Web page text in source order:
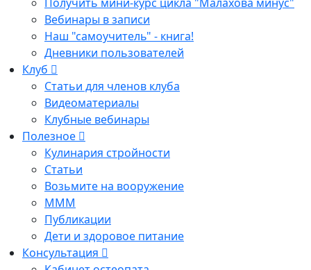
Вебинары в записи
Наш "самоучитель" - книга!
Дневники пользователей
Клуб
Статьи для членов клуба
Видеоматериалы
Клубные вебинары
Полезное
Кулинария стройности
Статьи
Возьмите на вооружение
МММ
Публикации
Дети и здоровое питание
Консультация